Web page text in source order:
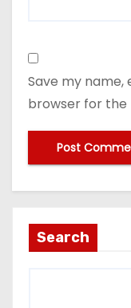
Save my name,
browser for the
Search